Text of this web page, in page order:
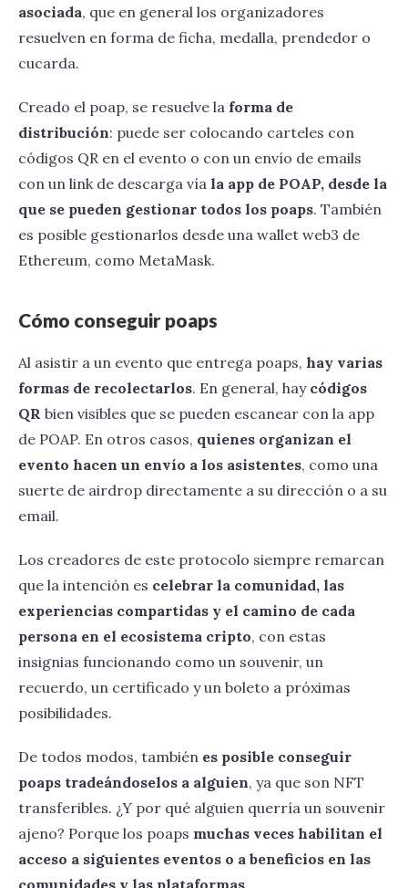
asociada, que en general los organizadores
resuelven en forma de ficha, medalla, prendedor o
cucarda.
Creado el poap, se resuelve la forma de
distribución: puede ser colocando carteles con
códigos QR en el evento o con un envío de emails
con un link de descarga vía la app de POAP, desde la
que se pueden gestionar todos los poaps. También
es posible gestionarlos desde una wallet web3 de
Ethereum, como MetaMask.
Cómo conseguir poaps
Al asistir a un evento que entrega poaps, hay varias
formas de recolectarlos. En general, hay códigos
QR bien visibles que se pueden escanear con la app
de POAP. En otros casos, quienes organizan el
evento hacen un envío a los asistentes, como una
suerte de airdrop directamente a su dirección o a su
email.
Los creadores de este protocolo siempre remarcan
que la intención es celebrar la comunidad, las
experiencias compartidas y el camino de cada
persona en el ecosistema cripto, con estas
insignias funcionando como un souvenir, un
recuerdo, un certificado y un boleto a próximas
posibilidades.
De todos modos, también es posible conseguir
poaps tradeándoselos a alguien, ya que son NFT
transferibles. ¿Y por qué alguien querría un souvenir
ajeno? Porque los poaps muchas veces habilitan el
acceso a siguientes eventos o a beneficios en las
comunidades y las plataformas.